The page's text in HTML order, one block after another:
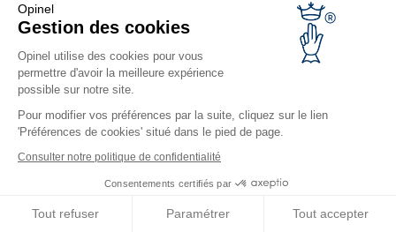
Opinel
Gestion des cookies
Opinel utilise des cookies pour vous
permettre d'avoir la meilleure expérience
possible sur notre site.
Pour modifier vos préférences par la suite, cliquez sur le lien
'Préférences de cookies' situé dans le pied de page.
Consulter notre politique de confidentialité
Consentements certifiés par
Tout refuser Paramétrer Tout accepter
Questo coltello è personalizzabile.
Si consiglia il lavaggio a mano.